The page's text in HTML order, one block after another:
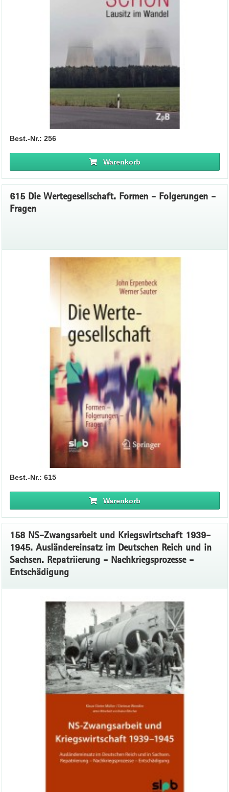
Best.-Nr.: 256
Warenkorb
615 Die Wertegesellschaft. Formen - Folgerungen -
Fragen
Best.-Nr.: 615
Warenkorb
158 NS-Zwangsarbeit und Kriegswirtschaft 1939-
1945. Ausländereinsatz im Deutschen Reich und in
Sachsen. Repatriierung - Nachkriegsprozesse -
Entschädigung